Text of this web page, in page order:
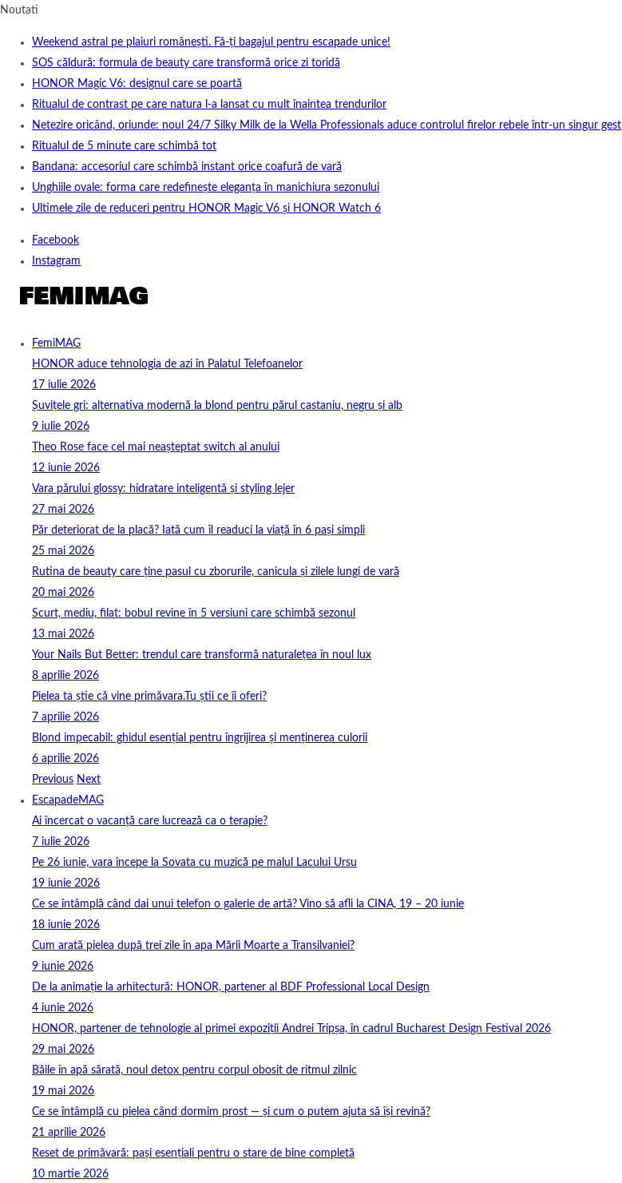
Noutati
Weekend astral pe plaiuri românești. Fă-ți bagajul pentru escapade unice!
SOS căldură: formula de beauty care transformă orice zi toridă
HONOR Magic V6: designul care se poartă
Ritualul de contrast pe care natura l-a lansat cu mult înaintea trendurilor
Netezire oricând, oriunde: noul 24/7 Silky Milk de la Wella Professionals aduce controlul firelor rebele într-un singur gest
Ritualul de 5 minute care schimbă tot
Bandana: accesoriul care schimbă instant orice coafură de vară
Unghiile ovale: forma care redefinește eleganța în manichiura sezonului
Ultimele zile de reduceri pentru HONOR Magic V6 și HONOR Watch 6
Facebook
Instagram
FemiMAG
HONOR aduce tehnologia de azi în Palatul Telefoanelor
17 iulie 2026
Șuvițele gri: alternativa modernă la blond pentru părul castaniu, negru și alb
9 iulie 2026
Theo Rose face cel mai neașteptat switch al anului
12 iunie 2026
Vara părului glossy: hidratare inteligentă și styling lejer
27 mai 2026
Păr deteriorat de la placă? Iată cum îl readuci la viață în 6 pași simpli
25 mai 2026
Rutina de beauty care ține pasul cu zborurile, canicula și zilele lungi de vară
20 mai 2026
Scurt, mediu, filat: bobul revine în 5 versiuni care schimbă sezonul
13 mai 2026
Your Nails But Better: trendul care transformă naturalețea în noul lux
8 aprilie 2026
Pielea ta știe că vine primăvara.Tu știi ce îi oferi?
7 aprilie 2026
Blond impecabil: ghidul esențial pentru îngrijirea și menținerea culorii
6 aprilie 2026
Previous Next
EscapadeMAG
Ai încercat o vacanță care lucrează ca o terapie?
7 iulie 2026
Pe 26 iunie, vara începe la Sovata cu muzică pe malul Lacului Ursu
19 iunie 2026
Ce se întâmplă când dai unui telefon o galerie de artă? Vino să afli la CINA, 19 – 20 iunie
18 iunie 2026
Cum arată pielea după trei zile în apa Mării Moarte a Transilvaniei?
9 iunie 2026
De la animație la arhitectură: HONOR, partener al BDF Professional Local Design
4 iunie 2026
HONOR, partener de tehnologie al primei expoziții Andrei Tripșa, în cadrul Bucharest Design Festival 2026
29 mai 2026
Băile în apă sărată, noul detox pentru corpul obosit de ritmul zilnic
19 mai 2026
Ce se întâmplă cu pielea când dormim prost — și cum o putem ajuta să își revină?
21 aprilie 2026
Reset de primăvară: pași esențiali pentru o stare de bine completă
10 martie 2026